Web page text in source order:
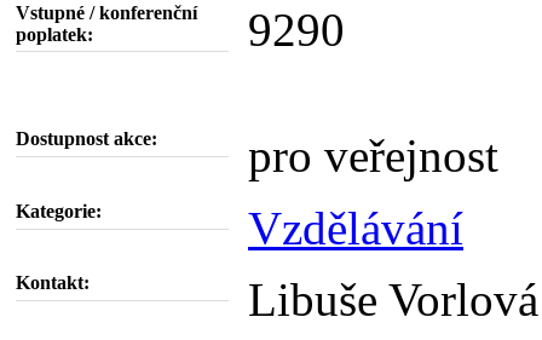
Vstupné / konferenční
poplatek:
9290
Dostupnost akce: pro veřejnost
Kategorie: Vzdělávání
Kontakt: Libuše Vorlová